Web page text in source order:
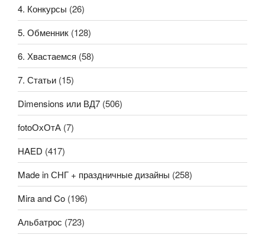
4. Конкурсы (26)
5. Обменник (128)
6. Хвастаемся (58)
7. Статьи (15)
Dimensions или ВД7 (506)
fotoОхОтА (7)
HAED (417)
Made in СНГ + праздничные дизайны (258)
Mira and Co (196)
Альбатрос (723)